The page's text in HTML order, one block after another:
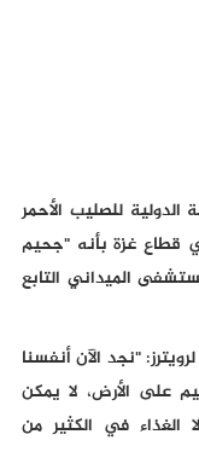
الدولية للصليب الأحمر
قطاع غزة بأنه "جحيم
الميداني التابع
"نجد الآن أنفسنا
الأرض، لا يمكن
الغذاء في الكثير من